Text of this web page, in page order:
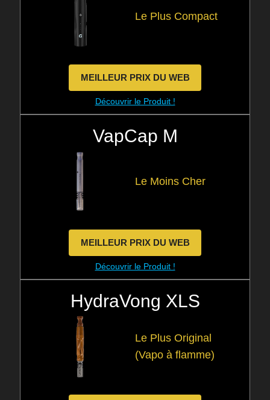
Le Plus Compact
MEILLEUR PRIX DU WEB
Découvrir le Produit !
VapCap M
Le Moins Cher
MEILLEUR PRIX DU WEB
Découvrir le Produit !
HydraVong XLS
Le Plus Original
(Vapo à flamme)